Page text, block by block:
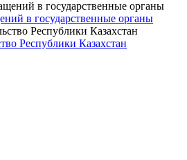
в государственные органы
Республики Казахстан